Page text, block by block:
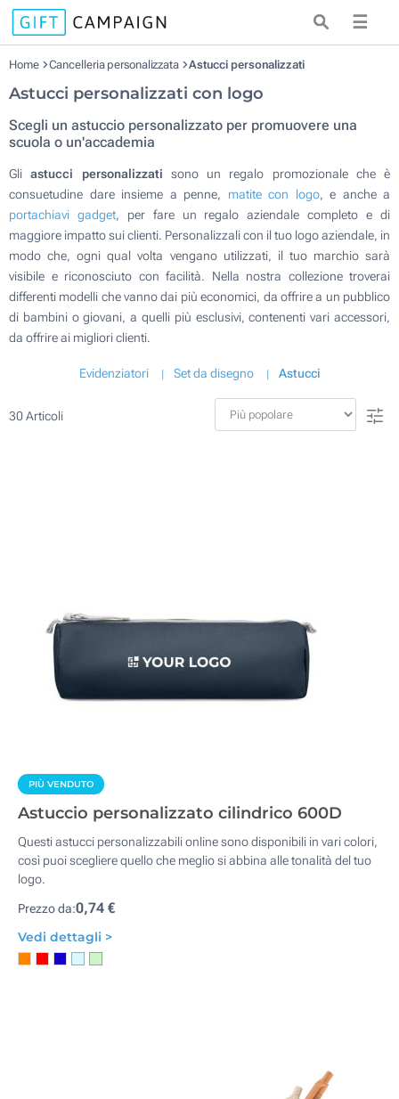
☰
Home Cancelleria personalizzata Astucci personalizzati
Astucci personalizzati con logo
Scegli un astuccio personalizzato per promuovere una
scuola o un'accademia
Gliastucci personalizzati sono un regalo promozionale che è
consuetudine dare insieme a penne, matite con logo, e anche a
portachiavi gadget, per fare un regalo aziendale completo e di
maggiore impatto sui clienti. Personalizzali con il tuo logo aziendale, in
modo che, ogni qual volta vengano utilizzati, il tuo marchio sarà
visibile e riconosciuto con facilità. Nella nostra collezione troverai
differenti modelli che vanno dai più economici, da offrire a un pubblico
di bambini o giovani, a quelli più esclusivi, contenenti vari accessori,
da offrire ai migliori clienti.
Evidenziatori Set da disegno Astucci
30Articoli
PIÙ VENDUTO
Astuccio personalizzato cilindrico 600D
Questi astucci personalizzabili online sono disponibili in vari colori,
così puoi scegliere quello che meglio si abbina alle tonalità del tuo
logo.
Prezzo da:0,74 €
Vedi dettagli >